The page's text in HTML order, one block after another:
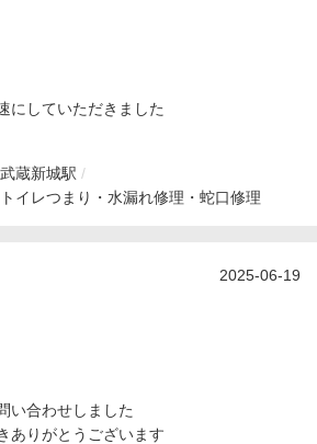
にしていただきました
武蔵新城駅
トイレつまり・水漏れ修理・蛇口修理
2025-06-19
い合わせしました
ありがとうございます